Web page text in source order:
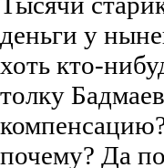
деньги у
хоть кто-
толку
почему? Да